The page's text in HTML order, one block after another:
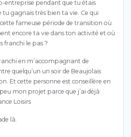
entreprise pendant que tu étais
tu gagnais très bien ta vie. Ce qui
cette fameuse période de transition où
encore ta vie dans ton activité et où
franchi le pas ?
en m’accompagnant de
quelqu’un un soir de Beaujolais
Et cette personne est conseillère en
mon projet parce que j’ai déjà
Loisirs
là.